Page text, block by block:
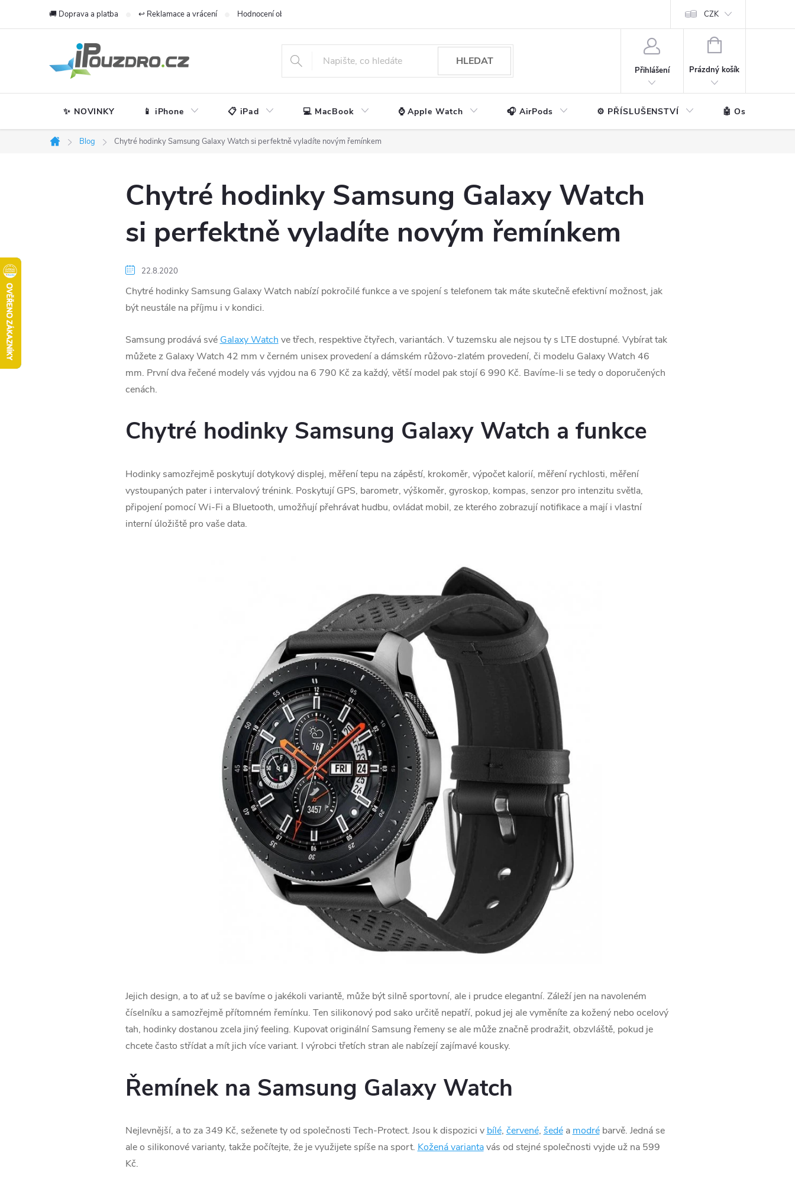
🚚 Doprava a platba ↩️ Reklamace a vrácení Hodnocení obchodu CZK
HLEDAT
Přihlášení
NÁKUPNÍ
Prázdný košík
✨ NOVINKY 📱 iPhone 📋 iPad 💻 MacBook ⌚ Apple Watch 🎧 AirPods ⚙️ PŘÍSLUŠENSTVÍ 🤖 Ostatní
Domů
Blog Chytré hodinky Samsung Galaxy Watch si perfektně vyladíte novým řemínkem
Chytré hodinky Samsung Galaxy Watch
si perfektně vyladíte novým řemínkem
22.8.2020
Chytré hodinky Samsung Galaxy Watch nabízí pokročilé funkce a ve spojení s telefonem tak máte skutečně efektivní možnost, jak
být neustále na příjmu i v kondici.
Samsung prodává své Galaxy Watch ve třech, respektive čtyřech, variantách. V tuzemsku ale nejsou ty s LTE dostupné. Vybírat tak
můžete z Galaxy Watch 42 mm v černém unisex provedení a dámském růžovo-zlatém provedení, či modelu Galaxy Watch 46
mm. První dva řečené modely vás vyjdou na 6 790 Kč za každý, větší model pak stojí 6 990 Kč. Bavíme-li se tedy o doporučených
cenách.
Chytré hodinky Samsung Galaxy Watch a funkce
Hodinky samozřejmě poskytují dotykový displej, měření tepu na zápěstí, krokoměr, výpočet kalorií, měření rychlosti, měření
vystoupaných pater i intervalový trénink. Poskytují GPS, barometr, výškoměr, gyroskop, kompas, senzor pro intenzitu světla,
připojení pomocí Wi-Fi a Bluetooth, umožňují přehrávat hudbu, ovládat mobil, ze kterého zobrazují notifikace a mají i vlastní
interní úložiště pro vaše data.
Jejich design, a to ať už se bavíme o jakékoli variantě, může být silně sportovní, ale i prudce elegantní. Záleží jen na navoleném
číselníku a samozřejmě přítomném řemínku. Ten silikonový pod sako určitě nepatří, pokud jej ale vyměníte za kožený nebo ocelový
tah, hodinky dostanou zcela jiný feeling. Kupovat originální Samsung řemeny se ale může značně prodražit, obzvláště, pokud je
chcete často střídat a mít jich více variant. I výrobci třetích stran ale nabízejí zajímavé kousky.
Řemínek na Samsung Galaxy Watch
Nejlevnější, a to za 349 Kč, seženete ty od společnosti Tech-Protect. Jsou k dispozici v bílé, červené, šedéa modrébarvě. Jedná se
ale o silikonové varianty, takže počítejte, že je využijete spíše na sport. Kožená variantavás od stejné společnosti vyjde už na 599
Kč.